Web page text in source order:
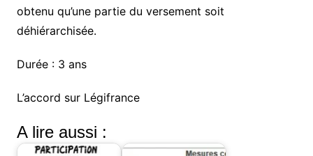
obtenu qu’une partie du versement soit
déhiérarchisée.
Durée : 3 ans
L’accord sur Légifrance
A lire aussi :